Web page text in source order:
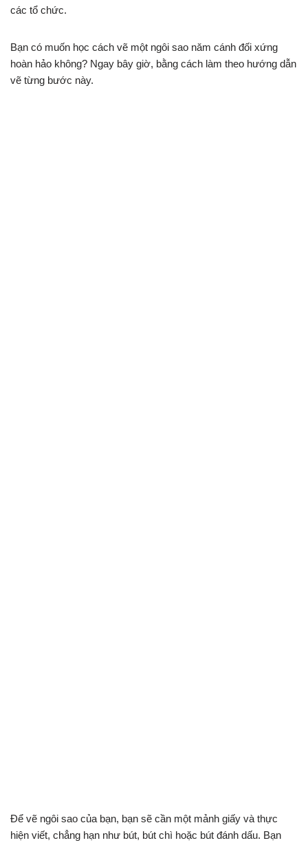
các tổ chức.
Bạn có muốn học cách vẽ một ngôi sao năm cánh đối xứng
hoàn hảo không? Ngay bây giờ, bằng cách làm theo hướng dẫn
vẽ từng bước này.
Để vẽ ngôi sao của bạn, bạn sẽ cần một mảnh giấy và thực
hiện viết, chẳng hạn như bút, bút chì hoặc bút đánh dấu. Bạn